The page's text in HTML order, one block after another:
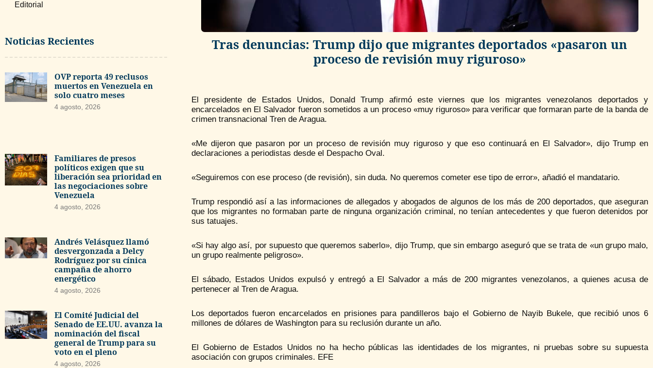
Editorial
Noticias Recientes
OVP reporta 49 reclusos
muertos en Venezuela en
solo cuatro meses
4 agosto, 2026
Familiares de presos
políticos exigen que su
liberación sea prioridad en
las negociaciones sobre
Venezuela
4 agosto, 2026
Andrés Velásquez llamó
desvergonzada a Delcy
Rodríguez por su cínica
campaña de ahorro
energético
4 agosto, 2026
El Comité Judicial del
Senado de EE.UU. avanza la
nominación del fiscal
general de Trump para su
voto en el pleno
4 agosto, 2026
Tras denuncias: Trump dijo que migrantes deportados «pasaron un
proceso de revisión muy riguroso»
El presidente de Estados Unidos, Donald Trump afirmó este viernes que los migrantes venezolanos deportados y
encarcelados en El Salvador fueron sometidos a un proceso «muy riguroso» para verificar que formaran parte de la banda de
crimen transnacional Tren de Aragua.
«Me dijeron que pasaron por un proceso de revisión muy riguroso y que eso continuará en El Salvador», dijo Trump en
declaraciones a periodistas desde el Despacho Oval.
«Seguiremos con ese proceso (de revisión), sin duda. No queremos cometer ese tipo de error», añadió el mandatario.
Trump respondió así a las informaciones de allegados y abogados de algunos de los más de 200 deportados, que aseguran
que los migrantes no formaban parte de ninguna organización criminal, no tenían antecedentes y que fueron detenidos por
sus tatuajes.
«Si hay algo así, por supuesto que queremos saberlo», dijo Trump, que sin embargo aseguró que se trata de «un grupo malo,
un grupo realmente peligroso».
El sábado, Estados Unidos expulsó y entregó a El Salvador a más de 200 migrantes venezolanos, a quienes acusa de
pertenecer al Tren de Aragua.
Los deportados fueron encarcelados en prisiones para pandilleros bajo el Gobierno de Nayib Bukele, que recibió unos 6
millones de dólares de Washington para su reclusión durante un año.
El Gobierno de Estados Unidos no ha hecho públicas las identidades de los migrantes, ni pruebas sobre su supuesta
asociación con grupos criminales. EFE